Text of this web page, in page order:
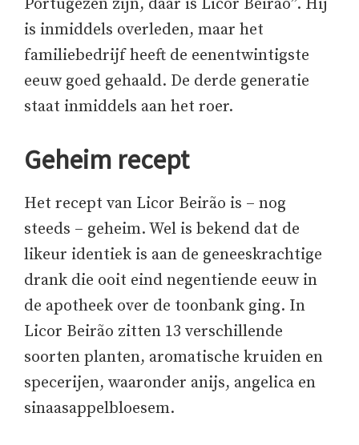
Portugezen zijn, daar is Licor Beirão”. Hij
is inmiddels overleden, maar het
familiebedrijf heeft de eenentwintigste
eeuw goed gehaald. De derde generatie
staat inmiddels aan het roer.
Geheim recept
Het recept van Licor Beirão is – nog
steeds – geheim. Wel is bekend dat de
likeur identiek is aan de geneeskrachtige
drank die ooit eind negentiende eeuw in
de apotheek over de toonbank ging. In
Licor Beirão zitten 13 verschillende
soorten planten, aromatische kruiden en
specerijen, waaronder anijs, angelica en
sinaasappelbloesem.